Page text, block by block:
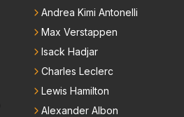
Andrea Kimi Antonelli
Max Verstappen
Isack Hadjar
Charles Leclerc
Lewis Hamilton
Alexander Albon